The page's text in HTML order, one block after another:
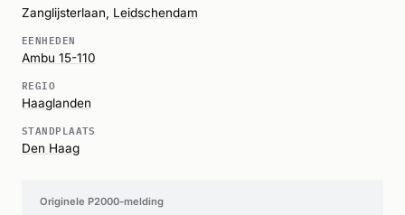
Zanglijsterlaan, Leidschendam
EENHEDEN
Ambu 15-110
REGIO
Haaglanden
STANDPLAATS
Den Haag
Originele P2000-melding